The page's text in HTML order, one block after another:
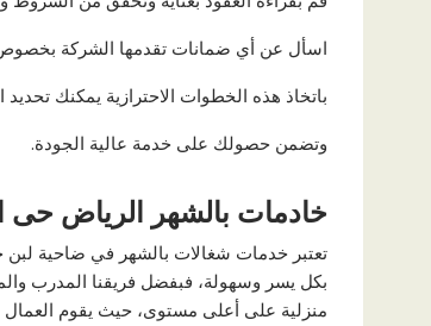
اسأل عن أي ضمانات تقدمها الشركة بخصوص
باتخاذ هذه الخطوات الاحترازية يمكنك
وتضمن حصولك على خدمة عالية الجودة.
خادمات بالشهر الرياض حى
تعتبر خدمات شغالات بالشهر في ضاحية لبن
بكل يسر وسهولة، فبفضل فريقنا المدرب
منزلية على أعلى مستوى، حيث يقوم العمال